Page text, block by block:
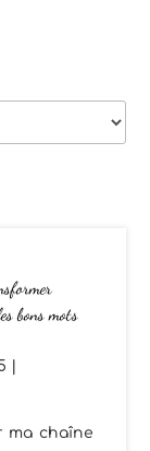
bons mots
ma chaîne